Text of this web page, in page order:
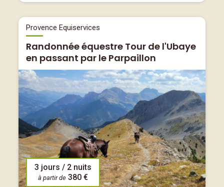
Provence Equiservices
Randonnée équestre Tour de l'Ubaye
en passant par le Parpaillon
3 jours / 2 nuits
à partir de 380 €